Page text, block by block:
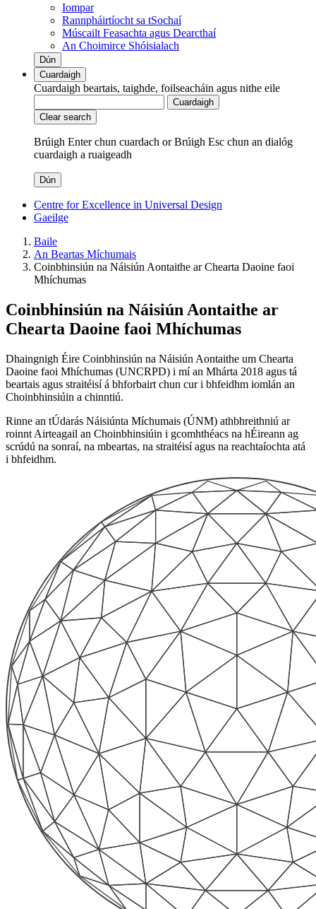
Iompar
Rannpháirtíocht sa tSochaí
Múscailt Feasachta agus Dearcthaí
An Choimirce Shóisialach
Dún
Cuardaigh
Cuardaigh beartais, taighde, foilseacháin agus nithe eile
Cuardaigh
Clear search
Brúigh Enter chun cuardach orBrúigh Esc chun an dialóg
cuardaigh a ruaigeadh
Dún
Centre for Excellence in Universal Design
Gaeilge
Baile
An Beartas Míchumais
Coinbhinsiún na Náisiún Aontaithe ar Chearta Daoine faoi
Mhíchumas
Coinbhinsiún na Náisiún Aontaithe ar
Chearta Daoine faoi Mhíchumas
Dhaingnigh Éire Coinbhinsiún na Náisiún Aontaithe um Chearta
Daoine faoi Mhíchumas (UNCRPD) i mí an Mhárta 2018 agus tá
beartais agus straitéisí á bhforbairt chun cur i bhfeidhm iomlán an
Choinbhinsiúin a chinntiú.
Rinne an tÚdarás Náisiúnta Míchumais (ÚNM) athbhreithniú ar
roinnt Airteagail an Choinbhinsiúin i gcomhthéacs na hÉireann ag
scrúdú na sonraí, na mbeartas, na straitéisí agus na reachtaíochta atá
i bhfeidhm.